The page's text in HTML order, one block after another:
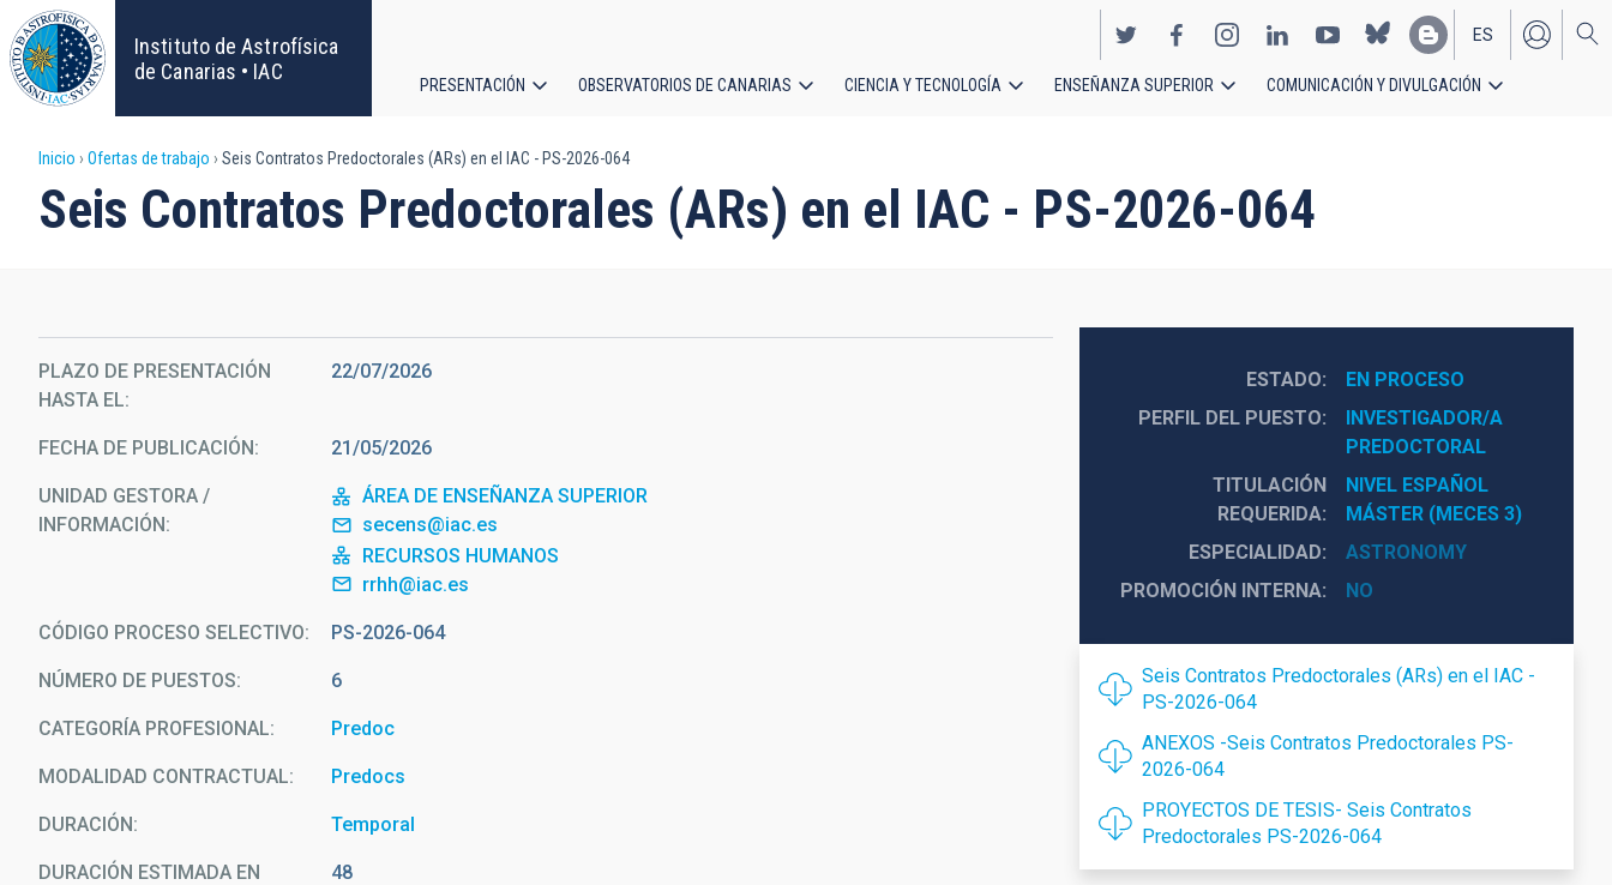
Pasar
al
contenido
principal
Instituto de Astrofísica
de Canarias • IAC
EN
ES
principal
PRESENTACIÓN OBSERVATORIOS DE CANARIAS CIENCIA Y TECNOLOGÍA ENSEÑANZA SUPERIOR COMUNICACIÓN Y DIVULGACIÓN
Sobrescribir
enlaces
ayuda
a
la
navegación
Inicio Ofertas de trabajo Seis Contratos Predoctorales (ARs) en el IAC - PS-2026-064
Seis Contratos Predoctorales (ARs) en el IAC - PS-2026-064
PLAZO DE PRESENTACIÓN
HASTA EL
22/07/2026
FECHA DE PUBLICACIÓN 21/05/2026
UNIDAD GESTORA /
INFORMACIÓN
ÁREA DE ENSEÑANZA SUPERIOR
secens@iac.es
RECURSOS HUMANOS
rrhh@iac.es
CÓDIGO PROCESO SELECTIVO PS-2026-064
NÚMERO DE PUESTOS 6
CATEGORÍA PROFESIONAL Predoc
MODALIDAD CONTRACTUAL Predocs
DURACIÓN Temporal
DURACIÓN ESTIMADA EN
48
ESTADO
EN PROCESO
PERFIL DEL PUESTO
INVESTIGADOR/A
PREDOCTORAL
TITULACIÓN
REQUERIDA
NIVEL ESPAÑOL
MÁSTER (MECES 3)
ESPECIALIDAD
ASTRONOMY
PROMOCIÓN INTERNA
NO
Seis Contratos Predoctorales (ARs) en el IAC -
PS-2026-064
ANEXOS -Seis Contratos Predoctorales PS-
2026-064
PROYECTOS DE TESIS- Seis Contratos
Predoctorales PS-2026-064